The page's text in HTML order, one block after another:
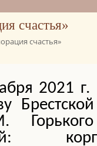
счастья»
счастья»
2021 г.